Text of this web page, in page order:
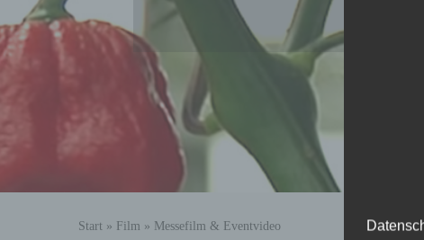
Start » Film » Messefilm & Eventvideo